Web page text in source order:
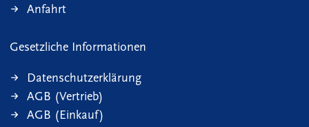
Anfahrt
Gesetzliche Informationen
Datenschutzerklärung
AGB (Vertrieb)
AGB (Einkauf)